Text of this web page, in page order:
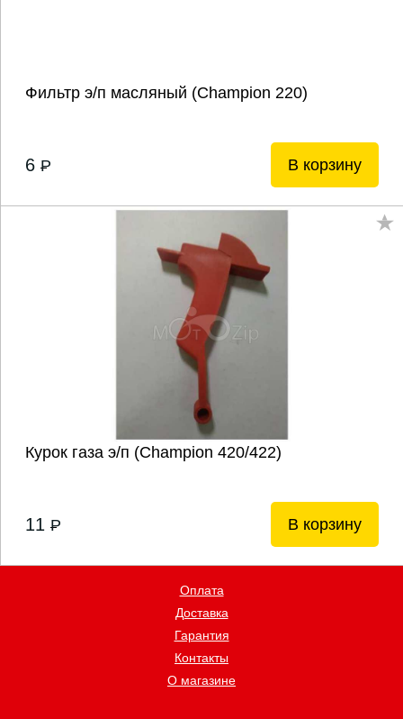
Фильтр э/п масляный (Champion 220)
6 P В корзину
Курок газа э/п (Champion 420/422)
11 P В корзину
Оплата
Доставка
Гарантия
Контакты
О магазине